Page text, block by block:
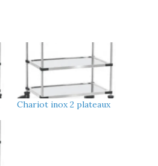
Chariot inox 2 plateaux